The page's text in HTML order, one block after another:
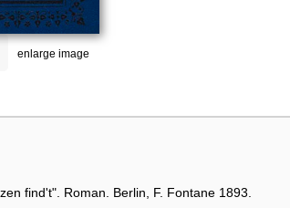
enlarge image
find't". Roman. Berlin, F. Fontane 1893.